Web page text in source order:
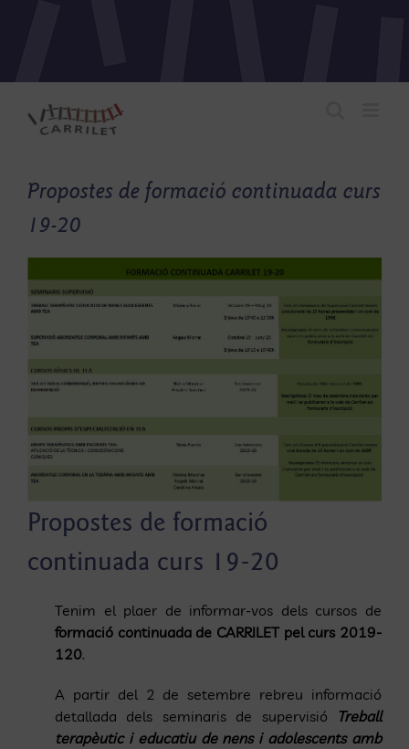
Propostes de formació continuada curs
19-20
Propostes de formació
continuada curs 19-20
Tenim el plaer de informar-vos dels cursos de
formació continuada de CARRILET pel curs 2019-
120.
A partir del 2 de setembre rebreu informació
detallada dels seminaris de supervisió
Treball
terapèutic i educatiu de nens i adolescents amb